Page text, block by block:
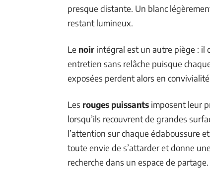
presque distante. Un blanc
restant lumineux.
Le noir intégral est un autre piège : il
entretien sans relâche puisque
exposées perdent alors en
Les rouges puissants imposent leur
lorsqu’ils recouvrent de grandes
l’attention sur chaque éclaboussure
toute envie de s’attarder et donne
recherche dans un espace de partage.